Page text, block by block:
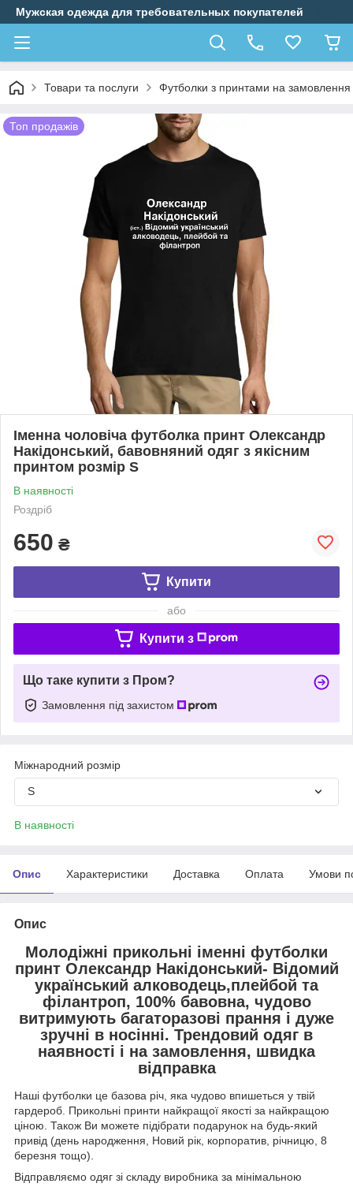
Мужская одежда для требовательных покупателей
Товари та послуги Футболки з принтами на замовлення
Топ продажів
Іменна чоловіча футболка принт Олександр
Накідонський, бавовняний одяг з якісним
принтом розмір S
В наявності
Роздріб
650 ₴
Купити
або
Купити з
Що таке купити з Пром?
Замовлення під захистом
Міжнародний розмір
S
В наявності
Опис Характеристики Доставка Оплата Умови
Опис
Молодіжні прикольні іменні футболки
принт Олександр Накідонський- Відомий
український алководець,плейбой та
філантроп, 100% бавовна, чудово
витримують багаторазові прання і дуже
зручні в носінні. Трендовий одяг в
наявності і на замовлення, швидка
відправка
Наші футболки це базова річ, яка чудово впишеться у твій
гардероб. Прикольні принти найкращої якості за найкращою
ціною. Також Ви можете підібрати подарунок на будь-який
привід (день народження, Новий рік, корпоратив, річницю, 8
березня тощо).
Відправляємо одяг зі складу виробника за мінімальною